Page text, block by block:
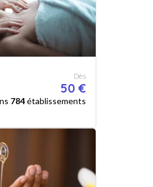
Dès
50 €
784établissements